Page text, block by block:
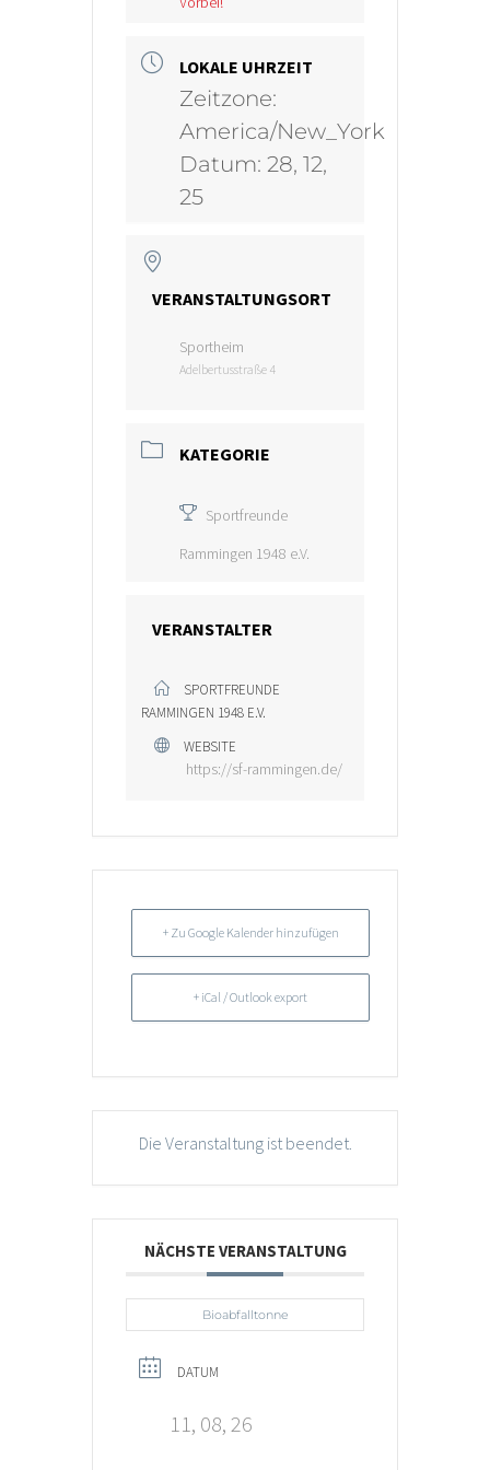
LOKALE UHRZEIT
Zeitzone:
America/New_York
Datum: 28, 12,
25
VERANSTALTUNGSORT
Sportheim
Adelbertusstraße 4
KATEGORIE
Sportfreunde
Rammingen 1948 e.V.
VERANSTALTER
SPORTFREUNDE
RAMMINGEN 1948 E.V.
WEBSITE
https://sf-rammingen.de/
+ Zu Google Kalender hinzufügen
+ iCal / Outlook export
Die Veranstaltung ist beendet.
NÄCHSTE VERANSTALTUNG
Bioabfalltonne
DATUM
11, 08, 26